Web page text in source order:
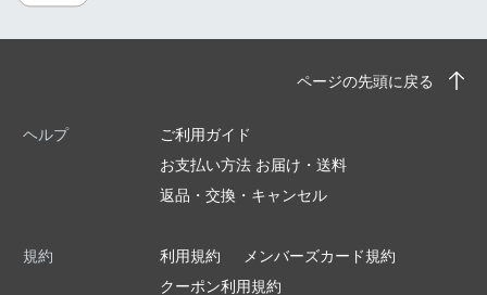
ページの先頭に戻る
ヘルプ
ご利用ガイド
お支払い方法 お届け・送料
返品・交換・キャンセル
規約 利用規約
メンバーズカード規約
クーポン利用規約